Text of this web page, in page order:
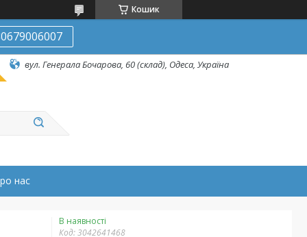
Кошик
вул. Генерала Бочарова, 60 (склад), Одеса, Україна
нас
В наявності
Код:3042641468